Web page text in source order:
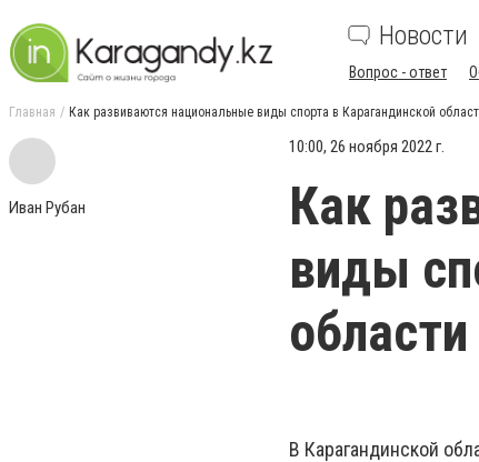
Новости
Вопрос - ответ
Главная Как развиваются национальные виды спорта в Карагандинской
Иван Рубан
10:00, 26 ноября 2022 г.
Как
виды
области
В Карагандинской